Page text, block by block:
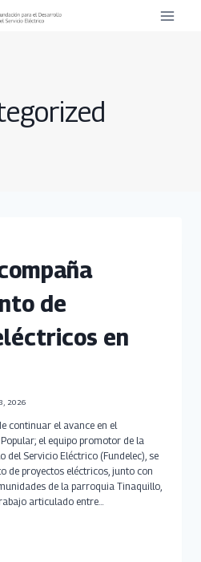
de
en
2026
continuar el avance en el
el equipo promotor de la
del Servicio Eléctrico (Fundelec), se
de proyectos eléctricos, junto con
de la parroquia Tinaquillo,
articulado entre…